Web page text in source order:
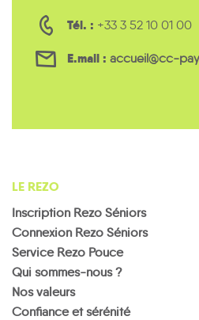
Tél. : +33 3 52 10 01 00
E.mail : accueil@cc-
LE REZO
Inscription Rezo Séniors
Connexion Rezo Séniors
Service Rezo Pouce
Qui sommes-nous ?
Nos valeurs
Confiance et sérénité